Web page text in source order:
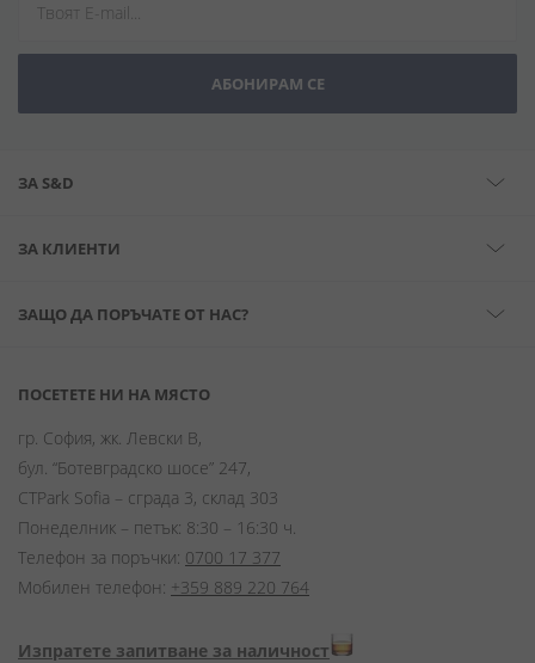
АБОНИРАМ СЕ
ЗА S&D
ЗА КЛИЕНТИ
ЗАЩО ДА ПОРЪЧАТЕ ОТ НАС?
ПОСЕТЕТЕ НИ НА МЯСТО
гр. София, жк. Левски В,
бул. “Ботевградско шосе” 247,
CTPark Sofia – сграда 3, склад 303
Понеделник – петък: 8:30 – 16:30 ч.
Телефон за поръчки: 0700 17 377
Мобилен телефон: +359 889 220 764
Изпратете запитване за наличност